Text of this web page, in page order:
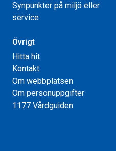
Synpunkter på miljö eller
service
Övrigt
Hitta hit
Kontakt
Om webbplatsen
Om personuppgifter
1177 Vårdguiden